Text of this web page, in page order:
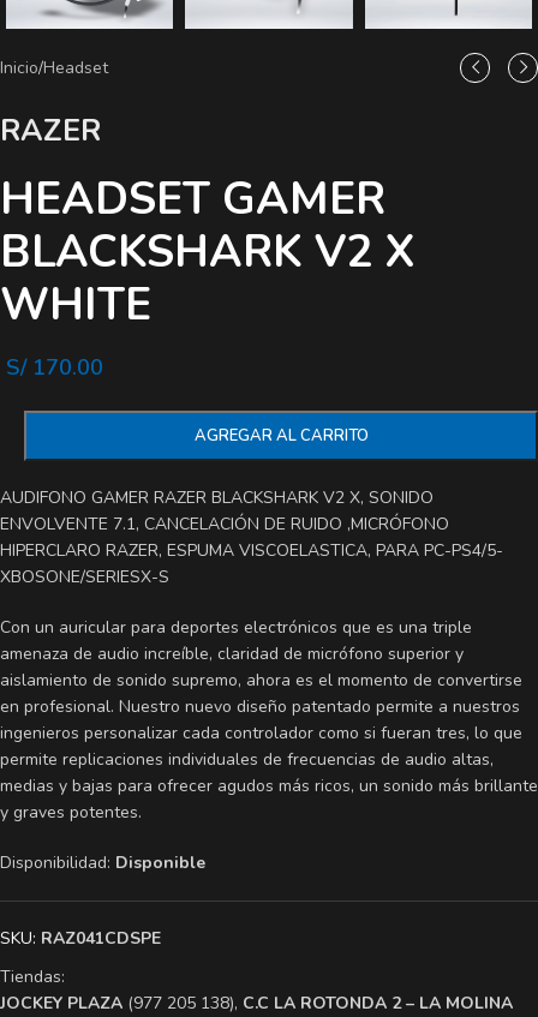
Inicio/Headset
RAZER
HEADSET GAMER
BLACKSHARK V2 X
WHITE
S/170.00
AGREGAR AL CARRITO
AUDIFONO GAMER RAZER BLACKSHARK V2 X, SONIDO
ENVOLVENTE 7.1, CANCELACIÓN DE RUIDO ,MICRÓFONO
HIPERCLARO RAZER, ESPUMA VISCOELASTICA, PARA PC-PS4/5-
XBOSONE/SERIESX-S
Con un auricular para deportes electrónicos que es una triple
amenaza de audio increíble, claridad de micrófono superior y
aislamiento de sonido supremo, ahora es el momento de convertirse
en profesional. Nuestro nuevo diseño patentado permite a nuestros
ingenieros personalizar cada controlador como si fueran tres, lo que
permite replicaciones individuales de frecuencias de audio altas,
medias y bajas para ofrecer agudos más ricos, un sonido más brillante
y graves potentes.
Disponibilidad: Disponible
SKU: RAZ041CDSPE
Tiendas:
​JOCKEY PLAZA (977 205 138), ​C.C LA ROTONDA 2 – LA MOLINA